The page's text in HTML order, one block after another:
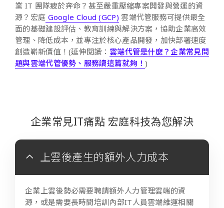
業 IT 團隊疲於奔命？甚至嚴重壓縮專案開發與營運的資
源？宏庭 Google Cloud (GCP) 雲端代管服務可提供最全
面的基礎建設評估、教育訓練與解決方案，協助企業高效
管理、降低成本，並專注於核心產品開發，加快部署速度
創造嶄新價值！(延伸閱讀： 雲端代管是什麼？企業常見問
題與雲端代管優勢、服務讀這篇就夠！ )
企業常見IT痛點 宏庭科技為您解決
上雲後產生的額外人力成本
企業上雲後勢必需要聘請額外人力管理雲端的資
源，或是需要長時間培訓內部IT人員雲端維運相關